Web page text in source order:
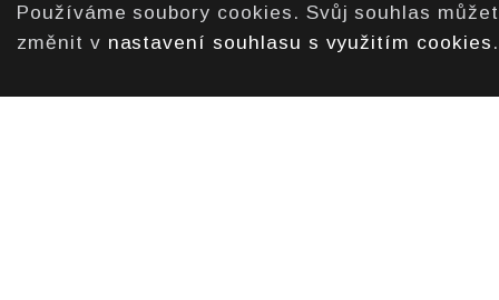
Používáme soubory cookies. Svůj souhlas
změnit v nastavení souhlasu s využitím cookies .